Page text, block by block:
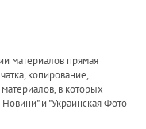
материалов прямая
копирование,
в которых
Новини" и "Украинская Фото